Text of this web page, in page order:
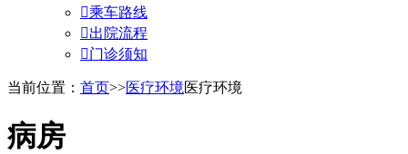
乘车路线
出院流程
门诊须知
当前位置： 首页>>医疗环境医疗环境
病房